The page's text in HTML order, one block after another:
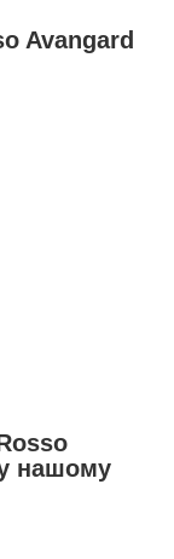
Avangard
нашому